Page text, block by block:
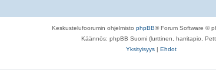
Keskustelufoorumin ohjelmisto phpBB® Forum Software ©
Käännös: phpBB Suomi (lurttinen, harritapio,
Yksityisyys | Ehdot